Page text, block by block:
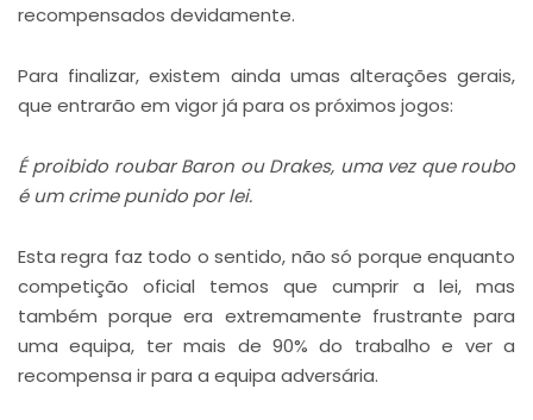
recompensados devidamente.
Para finalizar, existem ainda umas alterações gerais,
que entrarão em vigor já para os próximos jogos:
É proibido roubar Baron ou Drakes, uma vez que roubo
é um crime punido por lei.
Esta regra faz todo o sentido, não só porque enquanto
competição oficial temos que cumprir a lei, mas
também porque era extremamente frustrante para
uma equipa, ter mais de 90% do trabalho e ver a
recompensa ir para a equipa adversária.